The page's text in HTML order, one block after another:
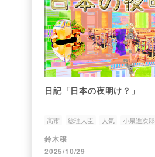
日記「日本の夜明け？」
高市 総理大臣 人気 小泉進次郎
鈴木穣
2025/10/29